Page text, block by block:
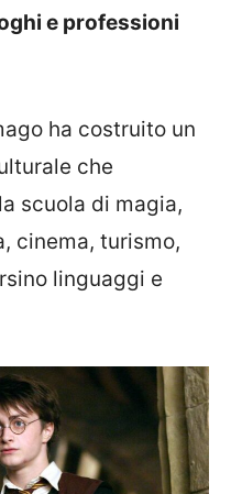
e professioni
ha costruito un
che
scuola di magia,
cinema, turismo,
linguaggi e